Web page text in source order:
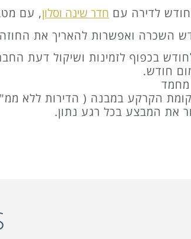
חדר שינה וסלון, עם מטבחון
השכרה ואפשרות להאריך את
בכפוף לזמינות ושיקול דעת
חודש.
מחמד
הקרקע במבנה ( הדירות ללא
את המבצע בכל רגע נתון.